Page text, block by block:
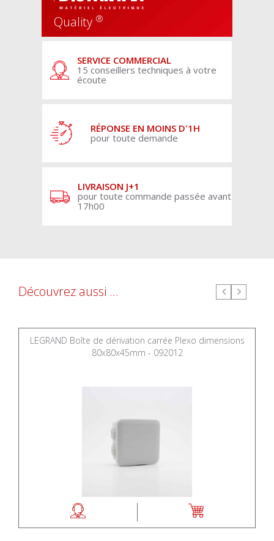
Quality ®
SERVICE COMMERCIAL
15 conseillers techniques à votre
écoute
RÉPONSE EN MOINS D'1H
pour toute demande
LIVRAISON J+1
pour toute commande passée avant
17h00
Découvrez aussi ...
LEGRAND Boîte de dérivation carrée Plexo dimensions
80x80x45mm - 092012